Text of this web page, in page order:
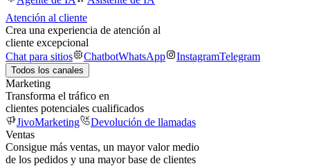
Atención al cliente
Crea una experiencia de atención al
cliente excepcional
Chat para sitios
ChatbotWhatsApp InstagramTelegram
Todos los canales
Marketing
Transforma el tráfico en
clientes potenciales cualificados
JivoMarketing
Devolución de llamadas
Ventas
Consigue más ventas, un mayor valor medio
de los pedidos y una mayor base de clientes